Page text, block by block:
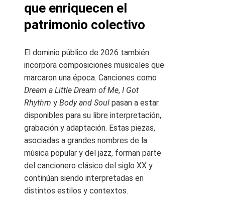
que enriquecen el
patrimonio colectivo
El dominio público de 2026 también
incorpora composiciones musicales que
marcaron una época. Canciones como
Dream a Little Dream of Me, I Got
Rhythm y Body and Soul pasan a estar
disponibles para su libre interpretación,
grabación y adaptación. Estas piezas,
asociadas a grandes nombres de la
música popular y del jazz, forman parte
del cancionero clásico del siglo XX y
continúan siendo interpretadas en
distintos estilos y contextos.